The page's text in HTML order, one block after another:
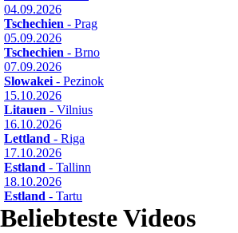
04.09.2026
Tschechien - Prag
05.09.2026
Tschechien - Brno
07.09.2026
Slowakei - Pezinok
15.10.2026
Litauen - Vilnius
16.10.2026
Lettland - Riga
17.10.2026
Estland - Tallinn
18.10.2026
Estland - Tartu
Beliebteste Videos